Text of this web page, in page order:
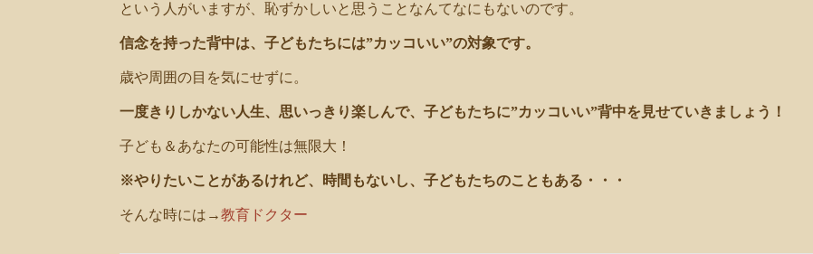
という人がいますが、恥ずかしいと思うことなんてなにもないのです。
信念を持った背中は、子どもたちには”カッコいい”の対象です。
歳や周囲の目を気にせずに。
一度きりしかない人生、思いっきり楽しんで、子どもたちに”カッコいい”背中を見せていきましょう！
子ども＆あなたの可能性は無限大！
※やりたいことがあるけれど、時間もないし、子どもたちのこともある・・・
そんな時には→教育ドクター